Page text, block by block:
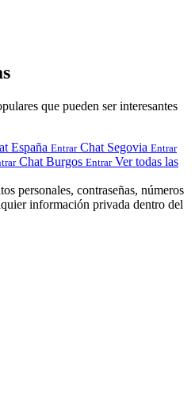
que pueden ser interesantes
España Entrar Chat Segovia Entrar
Chat Burgos Entrar Ver todas las
personales, contraseñas, números
información privada dentro del